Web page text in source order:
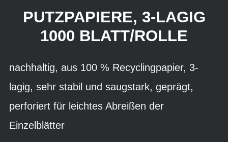
PUTZPAPIERE, 3-LAGIG
1000 BLATT/ROLLE
nachhaltig, aus 100 % Recyclingpapier, 3-
lagig, sehr stabil und saugstark, geprägt,
perforiert für leichtes Abreißen der
Einzelblätter